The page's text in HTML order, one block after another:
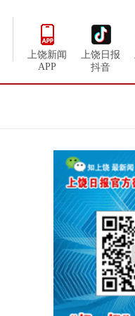
上饶新闻
APP
上饶日报
抖音